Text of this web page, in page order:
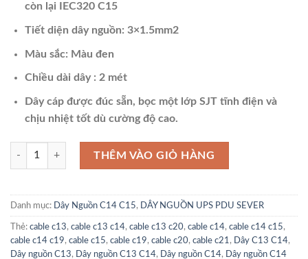
còn lại IEC320 C15
Tiết diện dây nguồn: 3×1.5mm2
Màu sắc: Màu đen
Chiều dài dây : 2 mét
Dây cáp được đúc sẵn, bọc một lớp SJT tĩnh điện và
chịu nhiệt tốt dù cường độ cao.
DÂY NGUỒN C14 C15 2 Mét số lượng
THÊM VÀO GIỎ HÀNG
Danh mục: Dây Nguồn C14 C15, DÂY NGUỒN UPS PDU SEVER
Thẻ: cable c13, cable c13 c14, cable c13 c20, cable c14, cable c14 c15,
cable c14 c19, cable c15, cable c19, cable c20, cable c21 , Dây C13 C14,
Dây nguồn C13, Dây nguồn C13 C14, Dây nguồn C14,
Dây nguồn C14